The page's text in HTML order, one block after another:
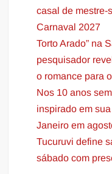
casal de mestre-
Carnaval 2027
Torto Arado” na
pesquisador
o romance para
Nos 10 anos
inspirado em
Janeiro em
Tucuruvi define
sábado com